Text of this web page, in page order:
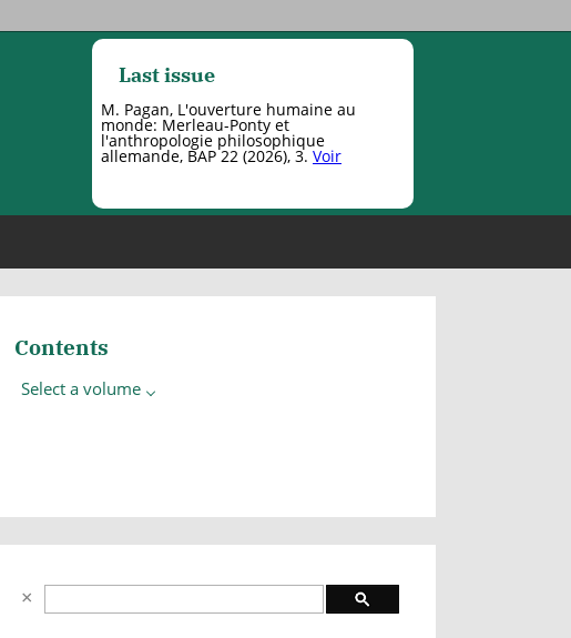
Last issue
M. Pagan, L'ouverture humaine au
monde: Merleau-Ponty et
l'anthropologie philosophique
allemande, BAP 22 (2026), 3. Voir
Contents
Select a volume